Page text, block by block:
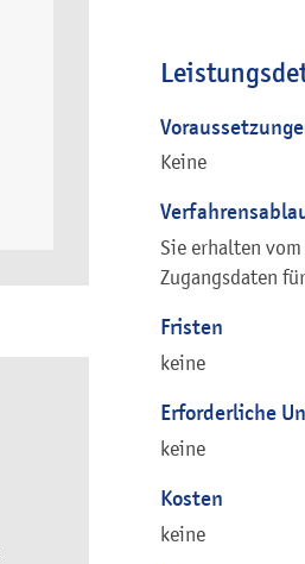
Keine
Sie erhalten
Zugangsdaten
Fristen
keine
Erforderliche
keine
Kosten
keine